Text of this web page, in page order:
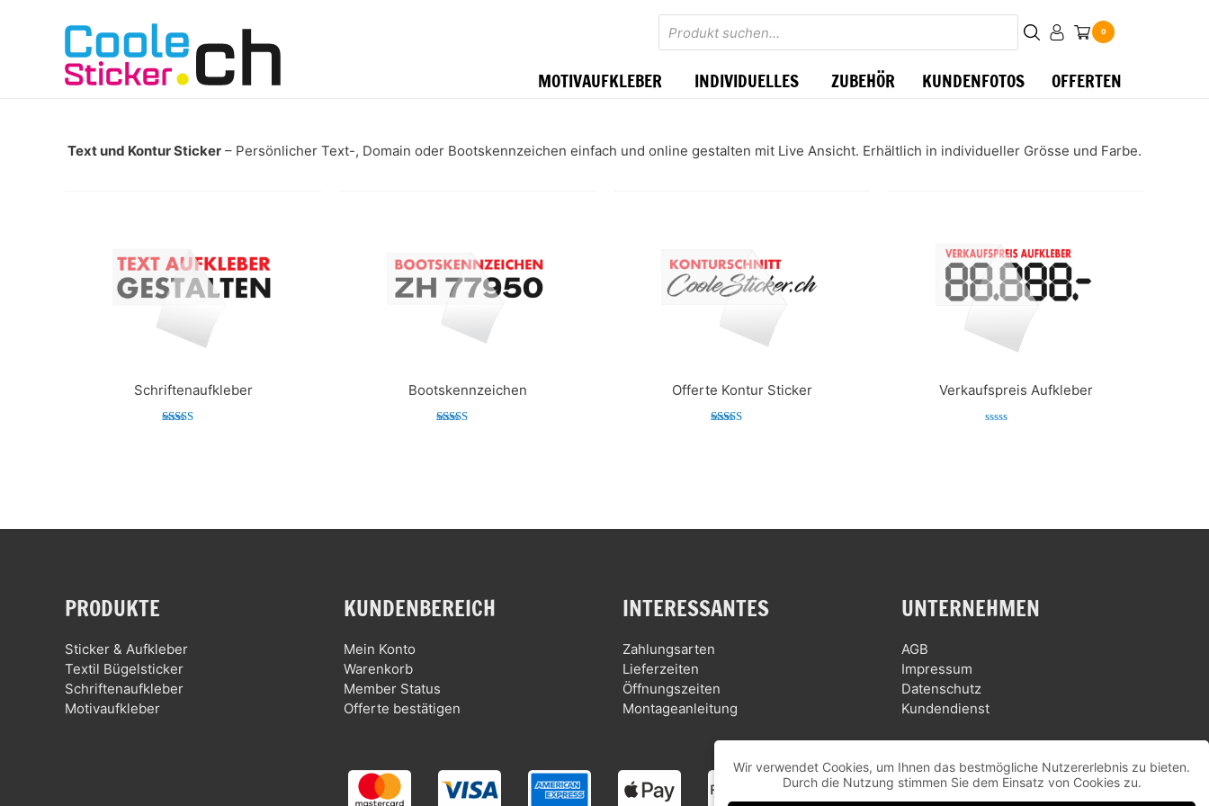
Products
search 0
MOTIVAUFKLEBER INDIVIDUELLES ZUBEHÖR KUNDENFOTOS OFFERTEN
Text und Kontur Sticker – Persönlicher Text-, Domain oder Bootskennzeichen einfach und online gestalten mit Live Ansicht. Erhältlich in individueller Grösse und Farbe.
Schriftenaufkleber Bootskennzeichen Offerte Kontur Sticker Verkaufspreis Aufkleber
PRODUKTE
Sticker & Aufkleber
Textil Bügelsticker
Schriftenaufkleber
Motivaufkleber
KUNDENBEREICH
Mein Konto
Warenkorb
Member Status
Offerte bestätigen
INTERESSANTES
Zahlungsarten
Lieferzeiten
Öffnungszeiten
Montageanleitung
UNTERNEHMEN
AGB
Impressum
Datenschutz
Kundendienst
Wir verwendet Cookies, um Ihnen das bestmögliche Nutzererlebnis zu bieten.
Durch die Nutzung stimmen Sie dem Einsatz von Cookies zu.